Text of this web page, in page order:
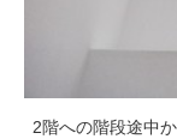
2階への階段途中